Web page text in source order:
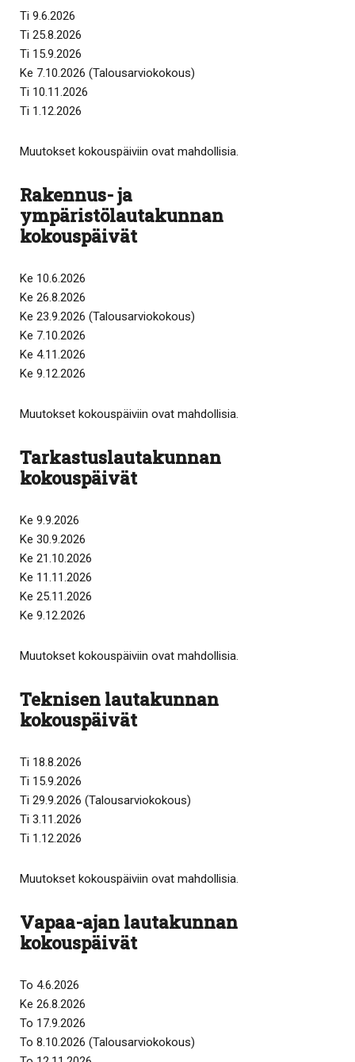
Ti 9.6.2026
Ti 25.8.2026
Ti 15.9.2026
Ke 7.10.2026 (Talousarviokokous)
Ti 10.11.2026
Ti 1.12.2026
Muutokset kokouspäiviin ovat mahdollisia.
Rakennus- ja
ympäristölautakunnan
kokouspäivät
Ke 10.6.2026
Ke 26.8.2026
Ke 23.9.2026 (Talousarviokokous)
Ke 7.10.2026
Ke 4.11.2026
Ke 9.12.2026
Muutokset kokouspäiviin ovat mahdollisia.
Tarkastuslautakunnan
kokouspäivät
Ke 9.9.2026
Ke 30.9.2026
Ke 21.10.2026
Ke 11.11.2026
Ke 25.11.2026
Ke 9.12.2026
Muutokset kokouspäiviin ovat mahdollisia.
Teknisen lautakunnan
kokouspäivät
Ti 18.8.2026
Ti 15.9.2026
Ti 29.9.2026 (Talousarviokokous)
Ti 3.11.2026
Ti 1.12.2026
Muutokset kokouspäiviin ovat mahdollisia.
Vapaa-ajan lautakunnan
kokouspäivät
To 4.6.2026
Ke 26.8.2026
To 17.9.2026
To 8.10.2026 (Talousarviokokous)